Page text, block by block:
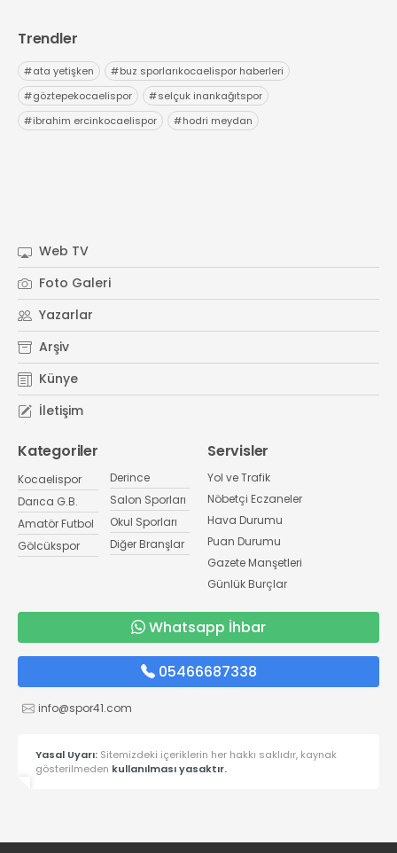
Trendler
#ata yetişken #buz sporlarıkocaelispor haberleri
#göztepekocaelispor #selçuk inankağıtspor
#ibrahim ercinkocaelispor #hodri meydan
Web TV
Foto Galeri
Yazarlar
Arşiv
Künye
İletişim
Kategoriler
Kocaelispor
Darıca G.B.
Amatör Futbol
Gölcükspor
Derince
Salon Sporları
Okul Sporları
Diğer Branşlar
Servisler
Yol ve Trafik
Nöbetçi Eczaneler
Hava Durumu
Puan Durumu
Gazete Manşetleri
Günlük Burçlar
Whatsapp İhbar
05466687338
info@spor41.com
Yasal Uyarı: Sitemizdeki içeriklerin her hakkı saklıdır, kaynak
gösterilmeden kullanılması yasaktır.